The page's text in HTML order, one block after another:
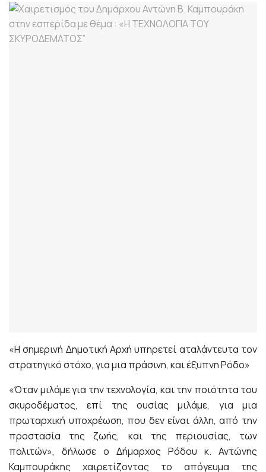
«Η σημερινή Δημοτική Αρχή υπηρετεί αταλάντευτα τον
στρατηγικό στόχο, για μια πράσινη, και έξυπνη Ρόδο»
«Όταν μιλάμε για την τεχνολογία, και την ποιότητα του
σκυροδέματος, επί της ουσίας μιλάμε, για μια
πρωταρχική υποχρέωση, που δεν είναι άλλη, από την
προστασία της ζωής, και της περιουσίας, των
πολιτών», δήλωσε ο Δήμαρχος Ρόδου κ. Αντώνης
Καμπουράκης χαιρετίζοντας το απόγευμα της